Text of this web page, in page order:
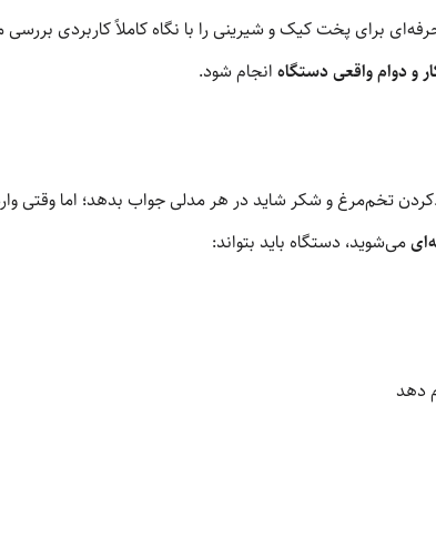
برای پخت کیک و شیرینی را با نگاه کاملاً کاربردی
و دوام واقعی دستگاه انجام شود.
تخم‌مرغ و شکر شاید در هر مدلی جواب بدهد؛ اما وقتی
می‌شوید، دستگاه باید بتواند:
دهد